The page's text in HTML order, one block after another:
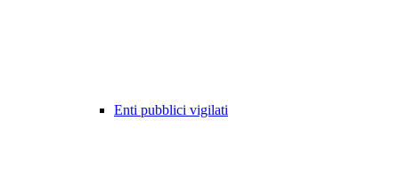
Enti pubblici vigilati